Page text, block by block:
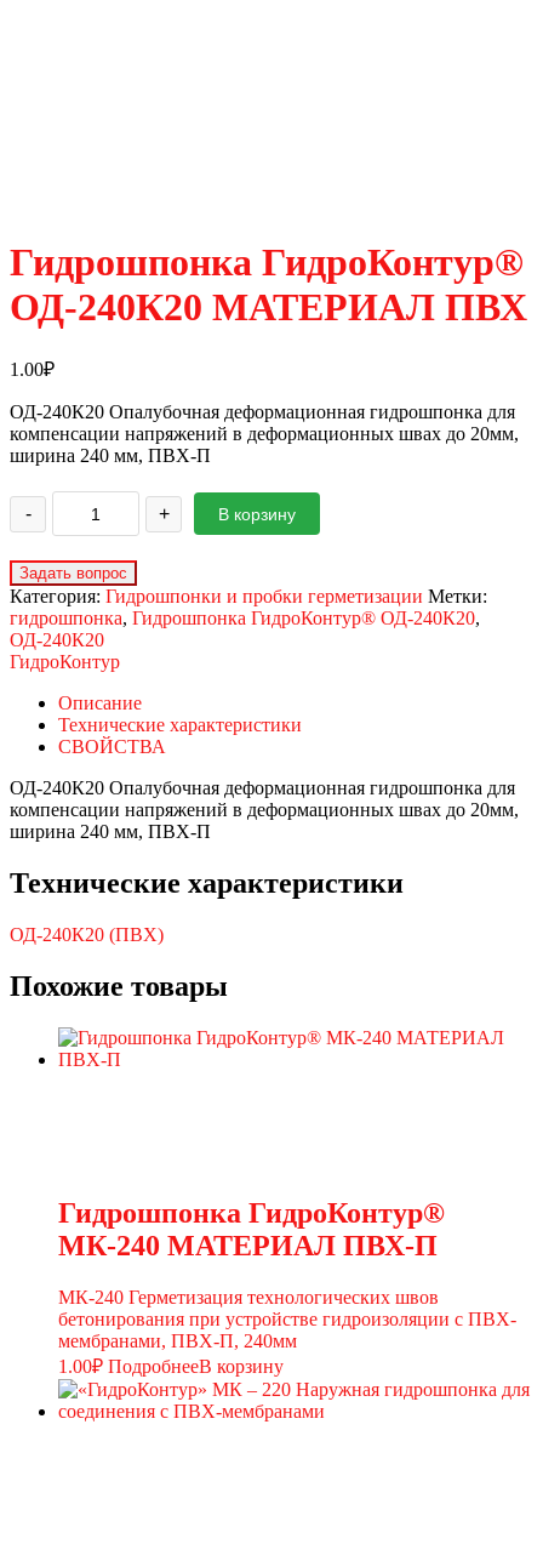
Гидрошпонка ГидроКонтур®
ОД-240К20 МАТЕРИАЛ ПВХ
1.00₽
ОД-240К20 Опалубочная деформационная гидрошпонка для
компенсации напряжений в деформационных швах до 20мм,
ширина 240 мм, ПВХ-П
- + В корзину
Категория: Гидрошпонки и пробки герметизации Метки:
гидрошпонка, Гидрошпонка ГидроКонтур® ОД-240К20,
ОД-240К20
ГидроКонтур
Описание
Технические характеристики
СВОЙСТВА
ОД-240К20 Опалубочная деформационная гидрошпонка для
компенсации напряжений в деформационных швах до 20мм,
ширина 240 мм, ПВХ-П
Технические характеристики
ОД-240К20 (ПВХ)
Похожие товары
Гидрошпонка ГидроКонтур®
МК-240 МАТЕРИАЛ ПВХ-П
МК-240 Герметизация технологических швов
бетонирования при устройстве гидроизоляции с ПВХ-
мембранами, ПВХ-П, 240мм
1.00₽ ПодробнееВ корзину